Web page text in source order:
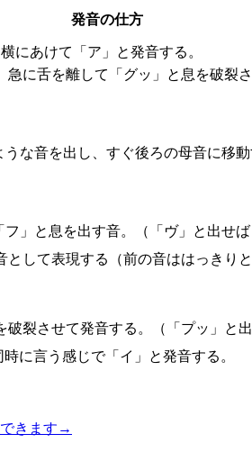
発音の仕方
にあけて「ア」と発音する。
に舌を離して「グッ」と息を破裂
な音を出し、すぐ後ろの母音に移動
」と息を出す音。（「ヴ」と出せば
として表現する（前の音ははっき
裂させて発音する。（「プッ」と
に言う感じで「イ」と発音する。
きます →